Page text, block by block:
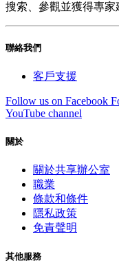
搜索、參觀並獲得專家
聯絡我們
客戶支援
Follow us on Facebook
YouTube channel
關於
關於共享辦公室
職業
條款和條件
隱私政策
免責聲明
其他服務